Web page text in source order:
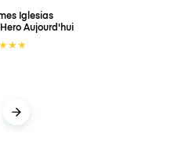
Iglesias
Aujourd'hui
★★★